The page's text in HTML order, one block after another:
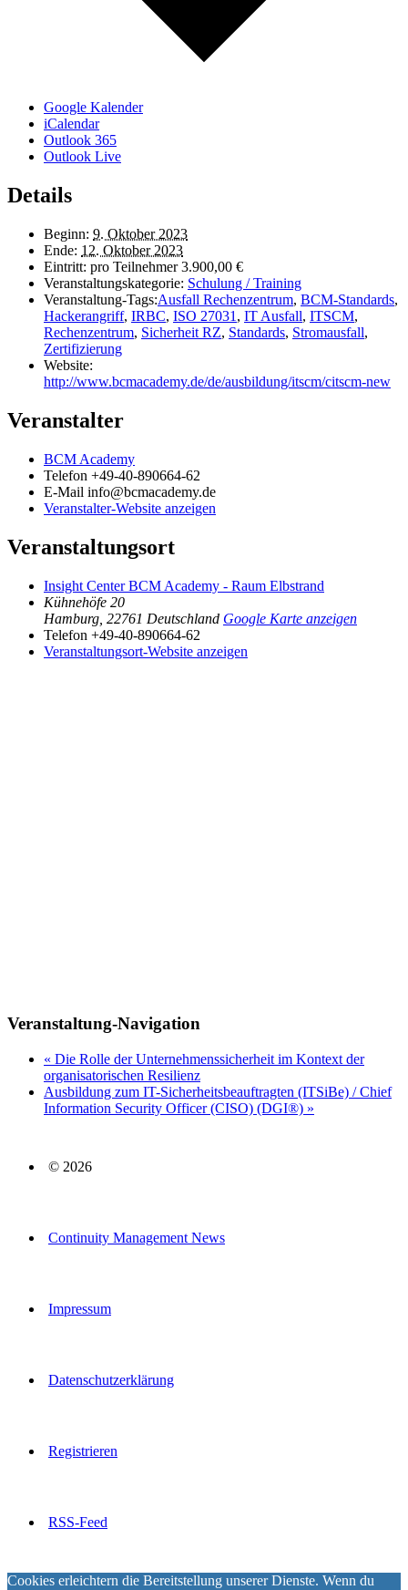
Google Kalender
iCalendar
Outlook 365
Outlook Live
Details
Beginn: 9. Oktober 2023
Ende: 12. Oktober 2023
Eintritt: pro Teilnehmer 3.900,00 €
Veranstaltungskategorie: Schulung / Training
Veranstaltung-Tags:Ausfall Rechenzentrum, BCM-Standards,
Hackerangriff, IRBC, ISO 27031 , IT Ausfall, ITSCM,
Rechenzentrum, Sicherheit RZ, Standards, Stromausfall,
Zertifizierung
Website:
http://www.bcmacademy.de/de/ausbildung/itscm/citscm-new
Veranstalter
BCM Academy
Telefon +49-40-890664-62
E-Mail info@bcmacademy.de
Veranstalter-Website anzeigen
Veranstaltungsort
Insight Center BCM Academy - Raum Elbstrand
Kühnehöfe 20
Hamburg 22761 Deutschland Google Karte anzeigen
Telefon +49-40-890664-62
Veranstaltungsort-Website anzeigen
Veranstaltung-Navigation
« Die Rolle der Unternehmenssicherheit im Kontext der
organisatorischen Resilienz
Ausbildung zum IT-Sicherheitsbeauftragten (ITSiBe) / Chief
Information Security Officer (CISO) (DGI®) »
© 2026
Continuity Management News
Impressum
Datenschutzerklärung
Registrieren
RSS-Feed
Cookies erleichtern die Bereitstellung unserer Dienste. Wenn du